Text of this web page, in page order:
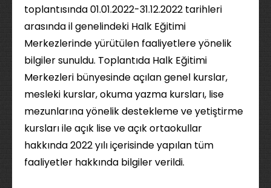
toplantısında 01.01.2022-31.12.2022 tarihleri
arasında il genelindeki Halk Eğitimi
Merkezlerinde yürütülen faaliyetlere yönelik
bilgiler sunuldu. Toplantıda Halk Eğitimi
Merkezleri bünyesinde açılan genel kurslar,
mesleki kurslar, okuma yazma kursları, lise
mezunlarına yönelik destekleme ve yetiştirme
kursları ile açık lise ve açık ortaokullar
hakkında 2022 yılı içerisinde yapılan tüm
faaliyetler hakkında bilgiler verildi.